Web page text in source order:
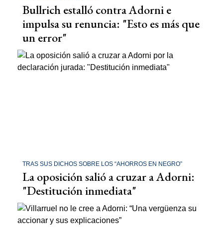
Bullrich estalló contra Adorni e
impulsa su renuncia: "Esto es más que
un error"
TRAS SUS DICHOS SOBRE LOS “AHORROS EN NEGRO”
La oposición salió a cruzar a Adorni:
"Destitución inmediata"